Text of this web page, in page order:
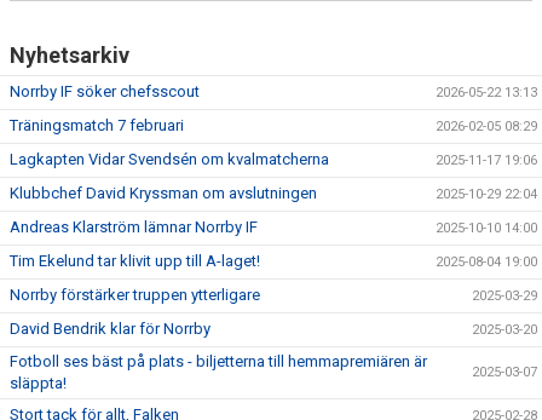
Nyhetsarkiv
Norrby IF söker chefsscout 2026-05-22 13:13
Träningsmatch 7 februari 2026-02-05 08:29
Lagkapten Vidar Svendsén om kvalmatcherna 2025-11-17 19:06
Klubbchef David Kryssman om avslutningen 2025-10-29 22:04
Andreas Klarström lämnar Norrby IF 2025-10-10 14:00
Tim Ekelund tar klivit upp till A-laget! 2025-08-04 19:00
Norrby förstärker truppen ytterligare 2025-03-29
David Bendrik klar för Norrby 2025-03-20
Fotboll ses bäst på plats - biljetterna till hemmapremiären är
släppta!
2025-03-07
Stort tack för allt, Falken 2025-02-28